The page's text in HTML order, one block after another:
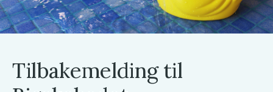
Tilbakemelding til